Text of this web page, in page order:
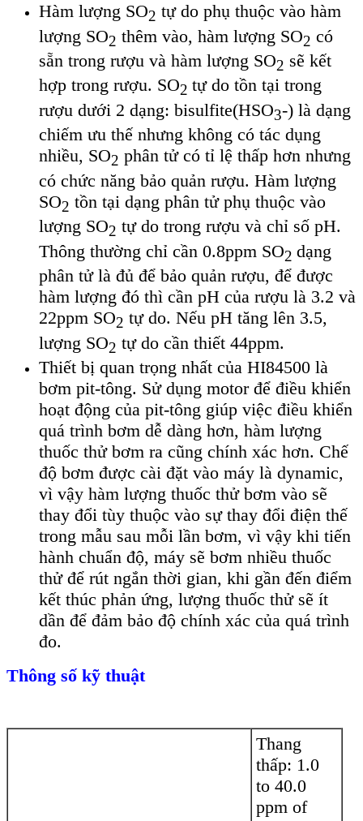
Hàm lượng SO2 tự do phụ thuộc vào hàm
lượng SO2 thêm vào, hàm lượng SO2 có
sẵn trong rượu và hàm lượng SO2 sẽ kết
hợp trong rượu. SO2 tự do tồn tại trong
rượu dưới 2 dạng: bisulfite(HSO3-) là dạng
chiếm ưu thế nhưng không có tác dụng
nhiều, SO2 phân tử có tỉ lệ thấp hơn nhưng
có chức năng bảo quản rượu. Hàm lượng
SO2 tồn tại dạng phân tử phụ thuộc vào
lượng SO2 tự do trong rượu và chỉ số pH.
Thông thường chỉ cần 0.8ppm SO2 dạng
phân tử là đủ để bảo quản rượu, để được
hàm lượng đó thì cần pH của rượu là 3.2 và
22ppm SO2 tự do. Nếu pH tăng lên 3.5,
lượng SO2 tự do cần thiết 44ppm.
Thiết bị quan trọng nhất của HI84500 là
bơm pit-tông. Sử dụng motor để điều khiển
hoạt động của pit-tông giúp việc điều khiển
quá trình bơm dễ dàng hơn, hàm lượng
thuốc thử bơm ra cũng chính xác hơn. Chế
độ bơm được cài đặt vào máy là dynamic,
vì vậy hàm lượng thuốc thử bơm vào sẽ
thay đổi tùy thuộc vào sự thay đổi điện thế
trong mẫu sau mỗi lần bơm, vì vậy khi tiến
hành chuẩn độ, máy sẽ bơm nhiều thuốc
thử để rút ngắn thời gian, khi gần đến điểm
kết thúc phản ứng, lượng thuốc thử sẽ ít
dần để đảm bảo độ chính xác của quá trình
đo.
Thông số kỹ thuật
Thang
thấp: 1.0
to 40.0
ppm of